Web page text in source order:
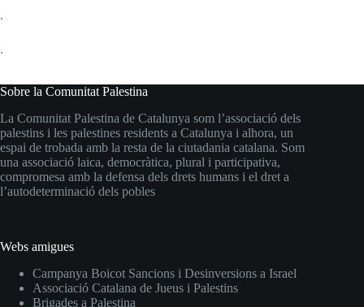
.
.
Sobre la Comunitat Palestina
La Comunitat Palestina de Catalunya som l’associació dels
palestins i les palestines residents a Catalunya i alhora, un
espai de trobada amb la resta de la ciutadania catalana. Som
una associació laica, democràtica, plural i participativa,
compromesa amb la defensa dels drets humans i el dret a
l’autodeterminació dels pobles
Webs amigues
Campanya Boicot Sancions i Desinversions a Israel
Associació Catalana de Jueus i Palestins
Brigades a Palestina